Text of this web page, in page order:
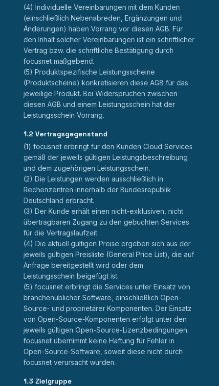
(4) Individuelle Vereinbarungen mit dem Kunden
(einschließlich Nebenabreden, Ergänzungen und
Änderungen) haben Vorrang vor diesen AGB. Für
den Inhalt solcher Vereinbarungen ist ein schriftlicher
Vertrag bzw. die schriftliche Bestätigung durch
focusnet maßgebend.
(5) Produktspezifische Leistungsscheine
(Produktscheine) konkretisieren diese AGB für das
jeweilige Produkt. Bei Widersprüchen zwischen
diesen AGB und einem Leistungsschein hat der
Leistungsschein Vorrang.
1.2 Vertragsgegenstand
(1) focusnet erbringt für den Kunden Cloud Services
gemäß der jeweils gültigen Leistungsbeschreibung
und dem zugehörigen Leistungsschein.
(2) Die Leistungen werden ausschließlich in
Rechenzentren innerhalb der Bundesrepublik
Deutschland erbracht.
(3) Der Kunde erhält einen nicht-exklusiven, nicht
übertragbaren Zugang zu den gebuchten Services
für die Vertragslaufzeit.
(4) Die aktuell gültigen Preise ergeben sich aus der
jeweils gültigen Preisliste (General Price List), die auf
Anfrage bereitgestellt wird oder dem
Leistungsschein beigefügt ist.
(5) focusnet erbringt die Services unter Einsatz von
branchenüblicher Software, einschließlich Open-
Source- und proprietärer Komponenten. Der Einsatz
von Open-Source-Komponenten erfolgt unter den
jeweils gültigen Open-Source-Lizenzbedingungen.
focusnet übernimmt keine Haftung für Fehler in
Open-Source-Software, soweit diese nicht durch
focusnet verursacht wurden.
1.3 Zielgruppe